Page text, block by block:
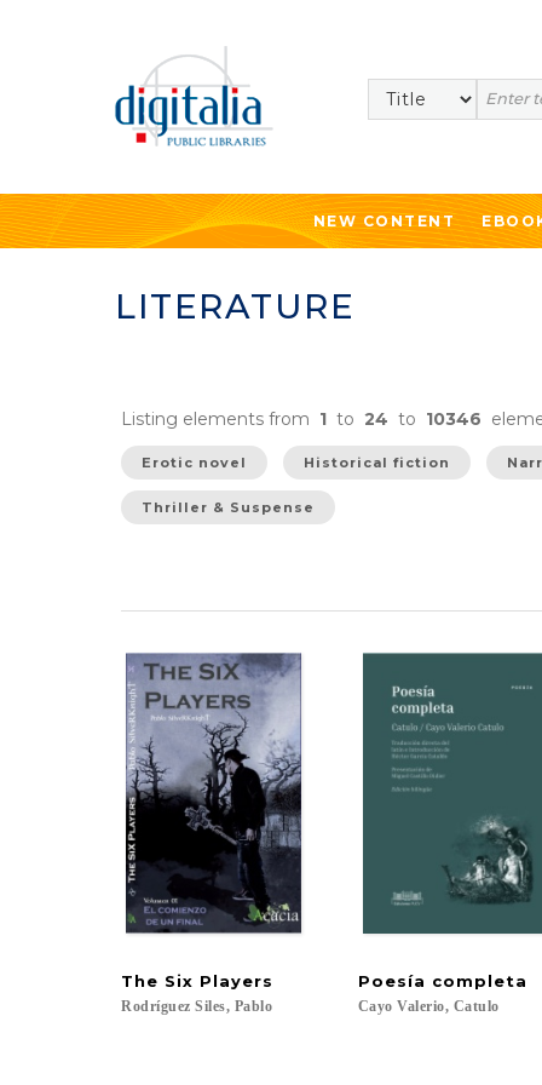
Search
NEW CONTENT
LITERATURE
Listing elements from 1 to 24 to 10346
Erotic novel Historical fiction
Thriller & Suspense
The Six Players
Rodríguez Siles, Pablo
Poesía completa
Cayo Valerio, Catulo